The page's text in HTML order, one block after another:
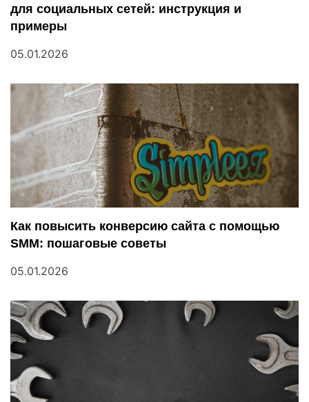
о
з
и
с
я
м
для социальных сетей: инструкция и
примеры
05.01.2026
Как повысить конверсию сайта с помощью
SMM: пошаговые советы
05.01.2026